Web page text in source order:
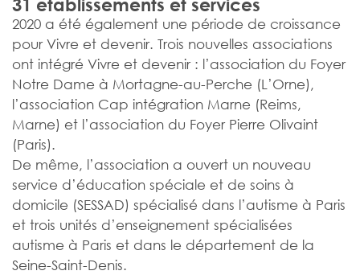
2020 a été également une période de croissance
pour Vivre et devenir. Trois nouvelles associations
ont intégré Vivre et devenir : l’association du Foyer
Notre Dame à Mortagne-au-Perche (L’Orne),
l’association Cap intégration Marne (Reims,
Marne) et l’association du Foyer Pierre Olivaint
(Paris).
De même, l’association a ouvert un nouveau
service d’éducation spéciale et de soins à
domicile (SESSAD) spécialisé dans l’autisme à Paris
et trois unités d’enseignement spécialisées
autisme à Paris et dans le département de la
Seine-Saint-Denis.